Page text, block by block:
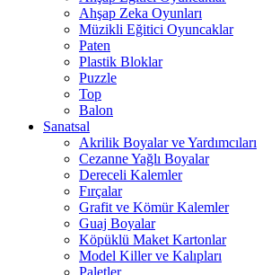
Ahşap Zeka Oyunları
Müzikli Eğitici Oyuncaklar
Paten
Plastik Bloklar
Puzzle
Top
Balon
Sanatsal
Akrilik Boyalar ve Yardımcıları
Cezanne Yağlı Boyalar
Dereceli Kalemler
Fırçalar
Grafit ve Kömür Kalemler
Guaj Boyalar
Köpüklü Maket Kartonlar
Model Killer ve Kalıpları
Paletler